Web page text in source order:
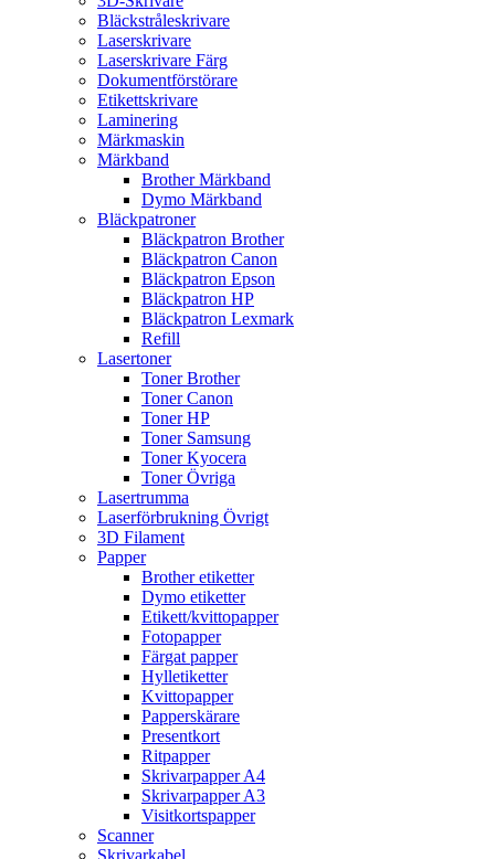
Bläckstråleskrivare
Laserskrivare
Laserskrivare Färg
Dokumentförstörare
Etikettskrivare
Laminering
Märkmaskin
Märkband
Brother Märkband
Dymo Märkband
Bläckpatroner
Bläckpatron Brother
Bläckpatron Canon
Bläckpatron Epson
Bläckpatron HP
Bläckpatron Lexmark
Refill
Lasertoner
Toner Brother
Toner Canon
Toner HP
Toner Samsung
Toner Kyocera
Toner Övriga
Lasertrumma
Laserförbrukning Övrigt
3D Filament
Papper
Brother etiketter
Dymo etiketter
Etikett/kvittopapper
Fotopapper
Färgat papper
Hylletiketter
Kvittopapper
Papperskärare
Presentkort
Ritpapper
Skrivarpapper A4
Skrivarpapper A3
Visitkortspapper
Scanner
Skrivarkabel